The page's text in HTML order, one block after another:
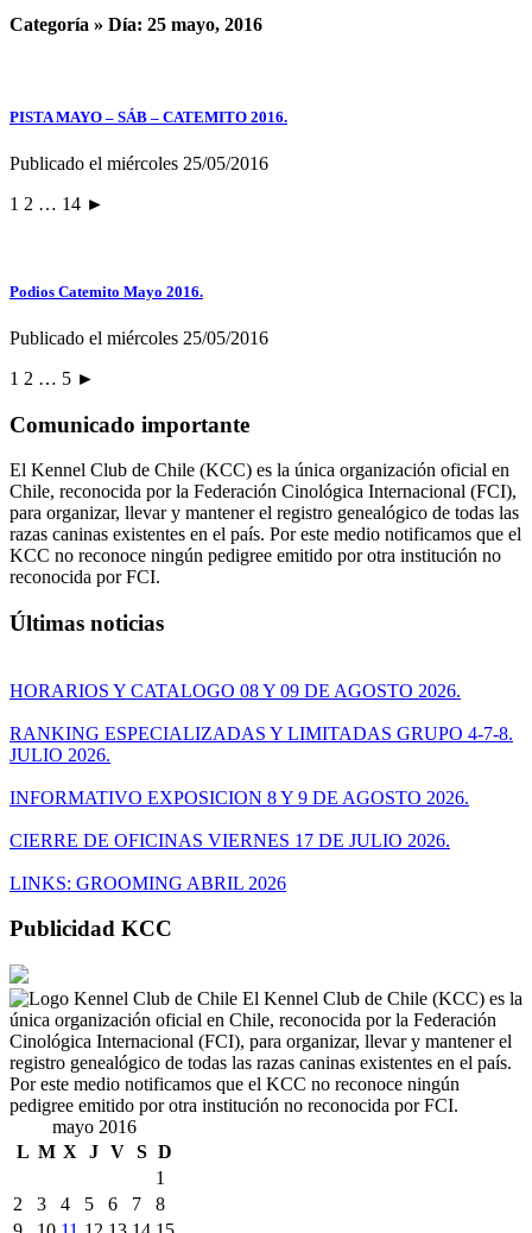
Categoría » Día: 25 mayo, 2016
PISTA MAYO – SÁB – CATEMITO 2016.
Publicado el miércoles 25/05/2016
1 2 … 14 ►
Podios Catemito Mayo 2016.
Publicado el miércoles 25/05/2016
1 2 … 5 ►
Comunicado importante
El Kennel Club de Chile (KCC) es la única organización oficial en
Chile, reconocida por la Federación Cinológica Internacional (FCI),
para organizar, llevar y mantener el registro genealógico de todas las
razas caninas existentes en el país. Por este medio notificamos que el
KCC no reconoce ningún pedigree emitido por otra institución no
reconocida por FCI.
Últimas noticias
HORARIOS Y CATALOGO 08 Y 09 DE AGOSTO 2026.
RANKING ESPECIALIZADAS Y LIMITADAS GRUPO 4-7-8.
JULIO 2026.
INFORMATIVO EXPOSICION 8 Y 9 DE AGOSTO 2026.
CIERRE DE OFICINAS VIERNES 17 DE JULIO 2026.
LINKS: GROOMING ABRIL 2026
Publicidad KCC
El Kennel Club de Chile (KCC) es la
única organización oficial en Chile, reconocida por la Federación
Cinológica Internacional (FCI), para organizar, llevar y mantener el
registro genealógico de todas las razas caninas existentes en el país.
Por este medio notificamos que el KCC no reconoce ningún
pedigree emitido por otra institución no reconocida por FCI.
mayo 2016
L M X J V S D
1
2
3 4 5 6 7
8